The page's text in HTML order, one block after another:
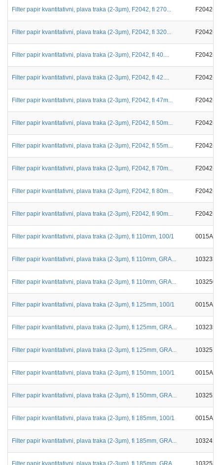
Filter papir kvantitativni, plava traka (2-3μm), F2042, fi 270... F2042-
Filter papir kvantitativni, plava traka (2-3μm), F2042, fi 320... F2042-
Filter papir kvantitativni, plava traka (2-3μm), F2042, fi 40.... F2042-
Filter papir kvantitativni, plava traka (2-3μm), F2042, fi 42.... F2042-
Filter papir kvantitativni, plava traka (2-3μm), F2042, fi 47m... F2042-
Filter papir kvantitativni, plava traka (2-3μm), F2042, fi 50m... F2042-
Filter papir kvantitativni, plava traka (2-3μm), F2042, fi 55m... F2042-
Filter papir kvantitativni, plava traka (2-3μm), F2042, fi 70m... F2042-
Filter papir kvantitativni, plava traka (2-3μm), F2042, fi 80m... F2042-
Filter papir kvantitativni, plava traka (2-3μm), F2042, fi 90m... F2042-
Filter papir kvantitativni, plava traka (2-3μm), fi 110mm, 100/1
Filter papir kvantitativni, plava traka (2-3μm), fi 110mm, GRA... 103233
Filter papir kvantitativni, plava traka (2-3μm), fi 110mm, GRA... 103250
Filter papir kvantitativni, plava traka (2-3μm), fi 125mm, 100/1
Filter papir kvantitativni, plava traka (2-3μm), fi 125mm, GRA... 103235
Filter papir kvantitativni, plava traka (2-3μm), fi 125mm, GRA... 103251
Filter papir kvantitativni, plava traka (2-3μm), fi 150mm, 100/1
Filter papir kvantitativni, plava traka (2-3μm), fi 150mm, GRA... 103252
Filter papir kvantitativni, plava traka (2-3μm), fi 185mm, 100/1
Filter papir kvantitativni, plava traka (2-3μm), fi 185mm, GRA... 103242
Filter papir kvantitativni, plava traka (2-3μm), fi 185mm, GRA... 103253